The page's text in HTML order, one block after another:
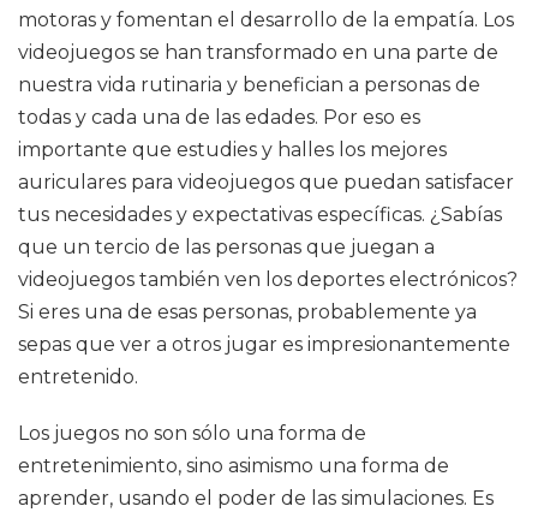
motoras y fomentan el desarrollo de la empatía. Los
videojuegos se han transformado en una parte de
nuestra vida rutinaria y benefician a personas de
todas y cada una de las edades. Por eso es
importante que estudies y halles los mejores
auriculares para videojuegos que puedan satisfacer
tus necesidades y expectativas específicas. ¿Sabías
que un tercio de las personas que juegan a
videojuegos también ven los deportes electrónicos?
Si eres una de esas personas, probablemente ya
sepas que ver a otros jugar es impresionantemente
entretenido.
Los juegos no son sólo una forma de
entretenimiento, sino asimismo una forma de
aprender, usando el poder de las simulaciones. Es